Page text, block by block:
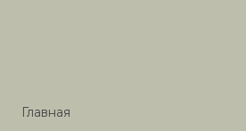
Главная